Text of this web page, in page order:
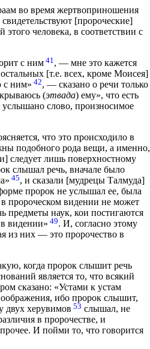
во время жертвоприношения
[пророческие]
человека, в соответствии с
с ним 41, — мне это кажется
[т.е. всех, кроме Моисея]
с ним» 42, — сказано о речи только
(этвада) ему», что есть
слово, произносимое
что это происходило в
подобного рода вещи, а именно,
следует лишь поверхностному
слышал речь, вначале было
45, и сказали [мудрецы Талмуда]
пророк не услышал ее, была
пророческом видении не может
предметы наук, кои постигаются
видении» 49. И, согласно этому
из них — это пророчество в
когда пророк слышит речь
является то, что всякий
сказано: «Устами к устам
ибо пророк слышит,
двух херувимов 53 слышал, не
в пророчестве, и
И пойми то, что говорится